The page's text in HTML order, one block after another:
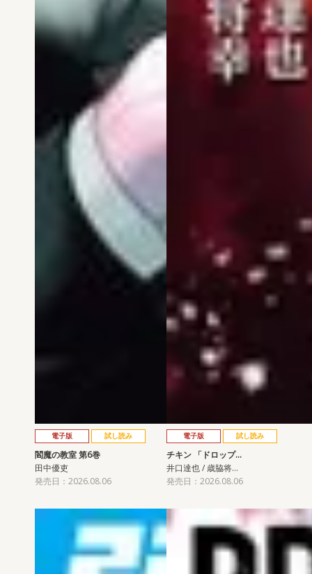
電子版 試し読み
閻魔の教室 第6巻
田中優吏
発売日：2026.08.06
電子版 試し読み
チキン 「ドロップ…
井口達也 / 歳脇将…
発売日：2026.08.06